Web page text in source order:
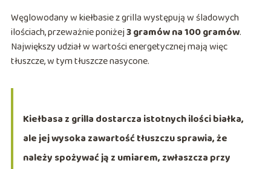
Węglowodany w kiełbasie z grilla występują w śladowych
ilościach, przeważnie poniżej3 gramów na 100 gramów.
Największy udział w wartości energetycznej mają więc
tłuszcze, w tym tłuszcze nasycone.
Kiełbasa z grilla dostarcza istotnych ilości białka,
ale jej wysoka zawartość tłuszczu sprawia, że
należy spożywać ją z umiarem, zwłaszcza przy